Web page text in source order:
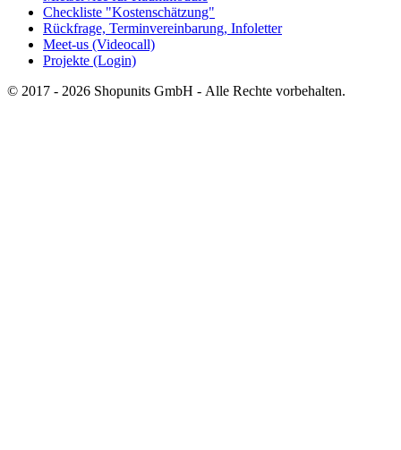
Checkliste "Kostenschätzung"
Rückfrage, Terminvereinbarung, Infoletter
Meet-us (Videocall)
Projekte (Login)
© 2017 - 2026 Shopunits GmbH - Alle Rechte vorbehalten.